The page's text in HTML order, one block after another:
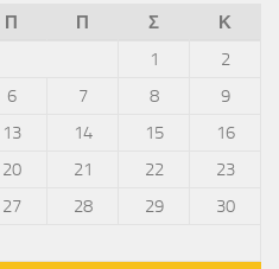
Π Π Σ
Κ
1
2
6 7 8
9
13 14 15
16
20 21 22
23
27 28 29
30